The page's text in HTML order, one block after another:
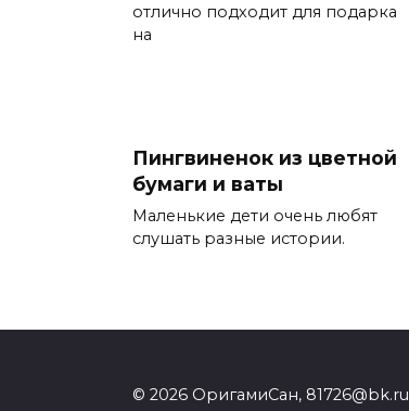
отлично подходит для подарка
на
Пингвиненок из цветной
бумаги и ваты
Маленькие дети очень любят
слушать разные истории.
© 2026 ОригамиСан, 81726@bk.ru